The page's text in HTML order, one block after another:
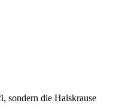
sondern die Halskrause